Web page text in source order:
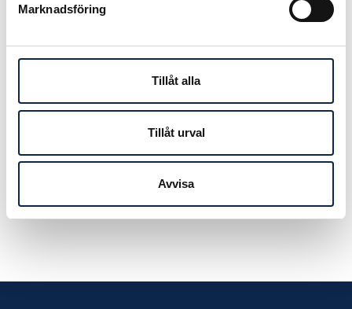
Marknadsföring
Tillåt alla
Tillåt urval
Avvisa